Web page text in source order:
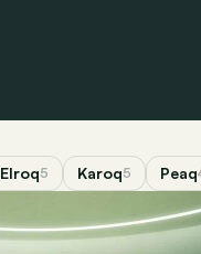
Elroq5 Karoq5 Peaq